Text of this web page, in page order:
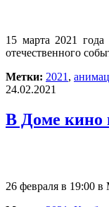
15 марта 2021 года
отечественного
Метки: 2021 ,
24.02.2021
В Доме кино
26 февраля в 19:00